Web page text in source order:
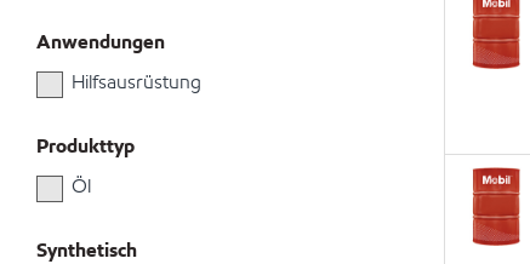
Anwendungen
Hilfsausrüstung
Produkttyp
Öl
Synthetisch